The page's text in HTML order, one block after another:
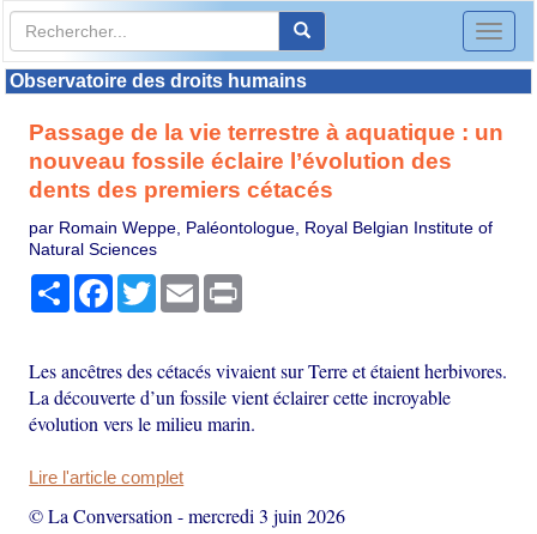
Toggle
Observatoire des droits humains
Passage de la vie terrestre à aquatique : un
nouveau fossile éclaire l’évolution des
dents des premiers cétacés
par Romain Weppe, Paléontologue, Royal Belgian Institute of
Natural Sciences
PartagerFacebook
TwitterEmail
Les ancêtres des cétacés vivaient sur Terre et étaient herbivores.
La découverte d’un fossile vient éclairer cette incroyable
évolution vers le milieu marin.
Lire l'article complet
© La Conversation -mercredi 3 juin 2026